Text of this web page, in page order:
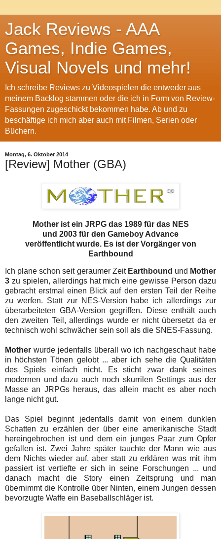
Jack Reviews - AAA
Games, Indie Games,
Visual Novels und mehr!
Ich schreibe Reviews zu Videospielen die entweder aus
meinem Backlog stammen oder die ich in Form von Review-
Fassungen zugeschickt bekommen habe. Ab und zu
beschäftige ich mich aber auch mit Filmen, Serien oder
Büchern.
Montag, 6. Oktober 2014
[Review] Mother (GBA)
Mother ist ein JRPG das 1989 für das NES
und 2003 für den Gameboy Advance
veröffentlicht wurde. Es ist der Vorgänger von
Earthbound
Ich plane schon seit geraumer Zeit Earthbound und Mother
3 zu spielen, allerdings hat mich eine gewisse Person dazu
gebracht erstmal einen Blick auf den ersten Teil der Reihe
zu werfen. Statt zur NES-Version habe ich allerdings zur
überarbeiteten GBA-Version gegriffen. Diese enthält auch
den zweiten Teil, allerdings wurde er nicht übersetzt da er
technisch wohl schwächer sein soll als die SNES-Fassung.
Mother wurde jedenfalls überall wo ich nachgeschaut habe
in höchsten Tönen gelobt ... aber ich sehe die Qualitäten
des Spiels einfach nicht. Es sticht zwar dank seines
modernen und dazu auch noch skurrilen Settings aus der
Masse an JRPGs heraus, das allein macht es aber noch
lange nicht gut.
Das Spiel beginnt jedenfalls damit von einem dunklen
Schatten zu erzählen der über eine amerikanische Stadt
hereingebrochen ist und dem ein junges Paar zum Opfer
gefallen ist. Zwei Jahre später tauchte der Mann wie aus
dem Nichts wieder auf, aber statt zu erklären was mit ihm
passiert ist vertiefte er sich in seine Forschungen ... und
danach macht die Story einen Zeitsprung und man
übernimmt die Kontrolle über Ninten, einem Jungen dessen
bevorzugte Waffe ein Baseballschläger ist.